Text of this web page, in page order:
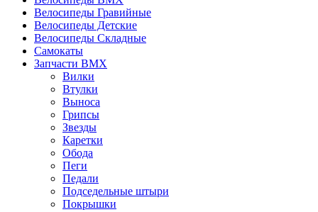
Велосипеды Гравийные
Велосипеды Детские
Велосипеды Складные
Самокаты
Запчасти BMX
Вилки
Втулки
Выноса
Грипсы
Звезды
Каретки
Обода
Пеги
Педали
Подседельные штыри
Покрышки